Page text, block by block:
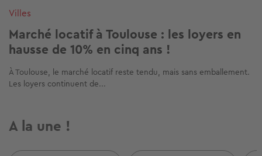
Villes
Marché locatif à Toulouse : les loyers en
hausse de 10% en cinq ans !
À Toulouse, le marché locatif reste tendu, mais sans emballement.
Les loyers continuent de...
A la une !